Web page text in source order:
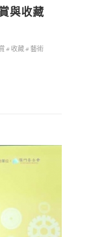
與收藏
# 收藏# 藝術